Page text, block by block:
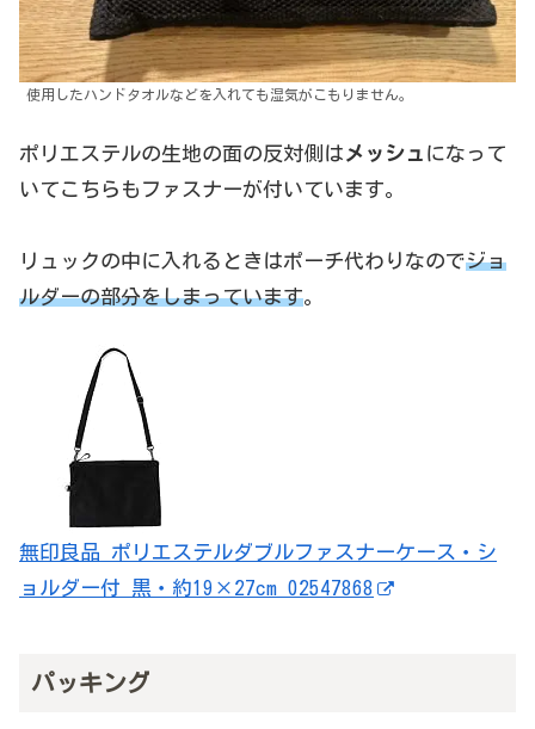
使用したハンドタオルなどを入れても湿気がこもりません。
ポリエステルの生地の面の反対側は メッシュ になって
いてこちらもファスナーが付いています。
リュックの中に入れるときはポーチ代わりなのでジョ
ルダーの部分をしまっています。
無印良品 ポリエステルダブルファスナーケース・シ
ョルダー付 黒・約19×27cm 02547868
パッキング